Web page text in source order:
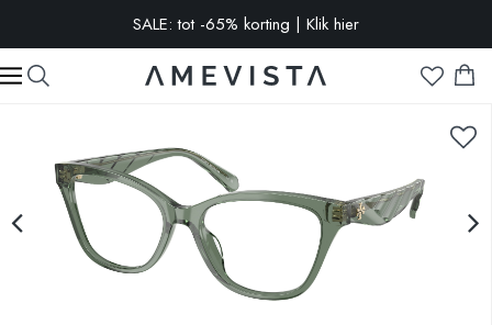
SALE: tot -65% korting | Klik hier
-10% extra op alle brillen met glazen op sterkte | Code:
VISION10